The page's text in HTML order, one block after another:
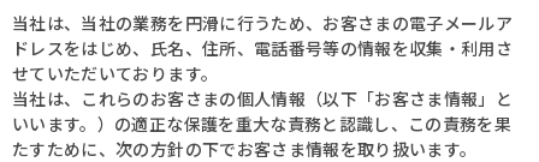
当社は、当社の業務を円滑に行うため、お客さまの電子メールア
ドレスをはじめ、氏名、住所、電話番号等の情報を収集・利用さ
せていただいております。
当社は、これらのお客さまの個人情報（以下「お客さま情報」と
いいます。）の適正な保護を重大な責務と認識し、この責務を果
たすために、次の方針の下でお客さま情報を取り扱います。